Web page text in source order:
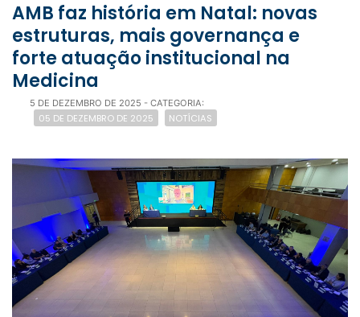
AMB faz história em Natal: novas
estruturas, mais governança e
forte atuação institucional na
Medicina
5 DE DEZEMBRO DE 2025 - CATEGORIA:
05 DE DEZEMBRO DE 2025 NOTÍCIAS